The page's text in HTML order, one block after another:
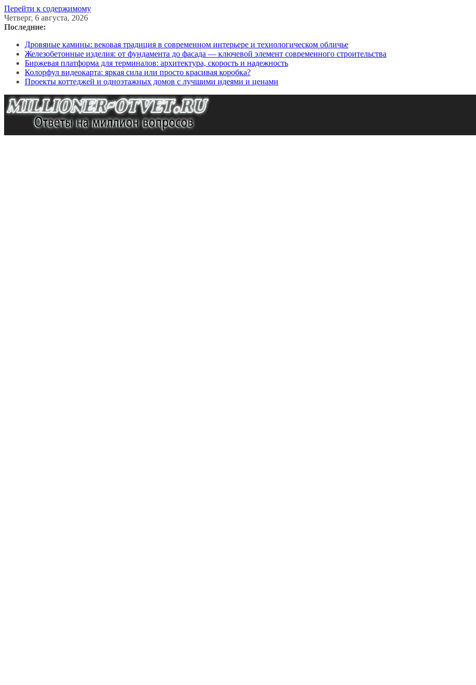
Перейти к содержимому
Четверг, 6 августа, 2026
Последние:
Дровяные камины: вековая традиция в современном интерьере и технологическом обличье
Железобетонные изделия: от фундамента до фасада — ключевой элемент современного строительства
Биржевая платформа для терминалов: архитектура, скорость и надежность
Колорфул видеокарта: яркая сила или просто красивая коробка?
Проекты коттеджей и одноэтажных домов с лучшими идеями и ценами